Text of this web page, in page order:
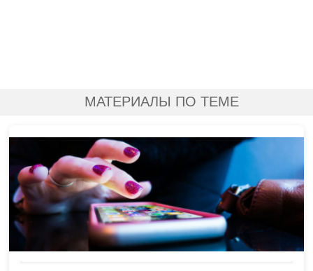
МАТЕРИАЛЫ ПО ТЕМЕ